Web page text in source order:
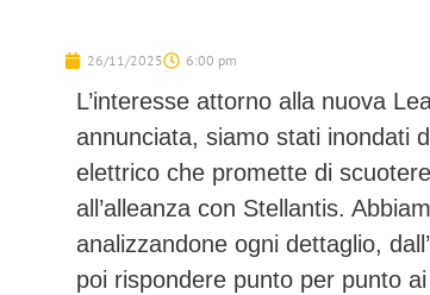
26/11/2025 6:00 pm
L’interesse attorno alla nuova
annunciata, siamo stati inondati
elettrico che promette di
all’alleanza con Stellantis.
analizzandone ogni dettaglio,
poi rispondere punto per punto